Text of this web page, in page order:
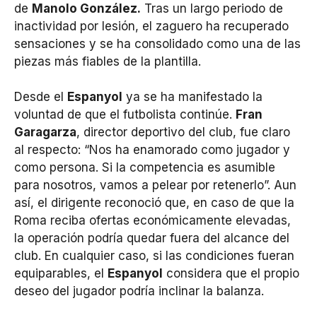
de Manolo González. Tras un largo periodo de
inactividad por lesión, el zaguero ha recuperado
sensaciones y se ha consolidado como una de las
piezas más fiables de la plantilla.
Desde el Espanyol ya se ha manifestado la
voluntad de que el futbolista continúe. Fran
Garagarza, director deportivo del club, fue claro
al respecto: “Nos ha enamorado como jugador y
como persona. Si la competencia es asumible
para nosotros, vamos a pelear por retenerlo”. Aun
así, el dirigente reconoció que, en caso de que la
Roma reciba ofertas económicamente elevadas,
la operación podría quedar fuera del alcance del
club. En cualquier caso, si las condiciones fueran
equiparables, el
Espanyol considera que el propio
deseo del jugador podría inclinar la balanza.